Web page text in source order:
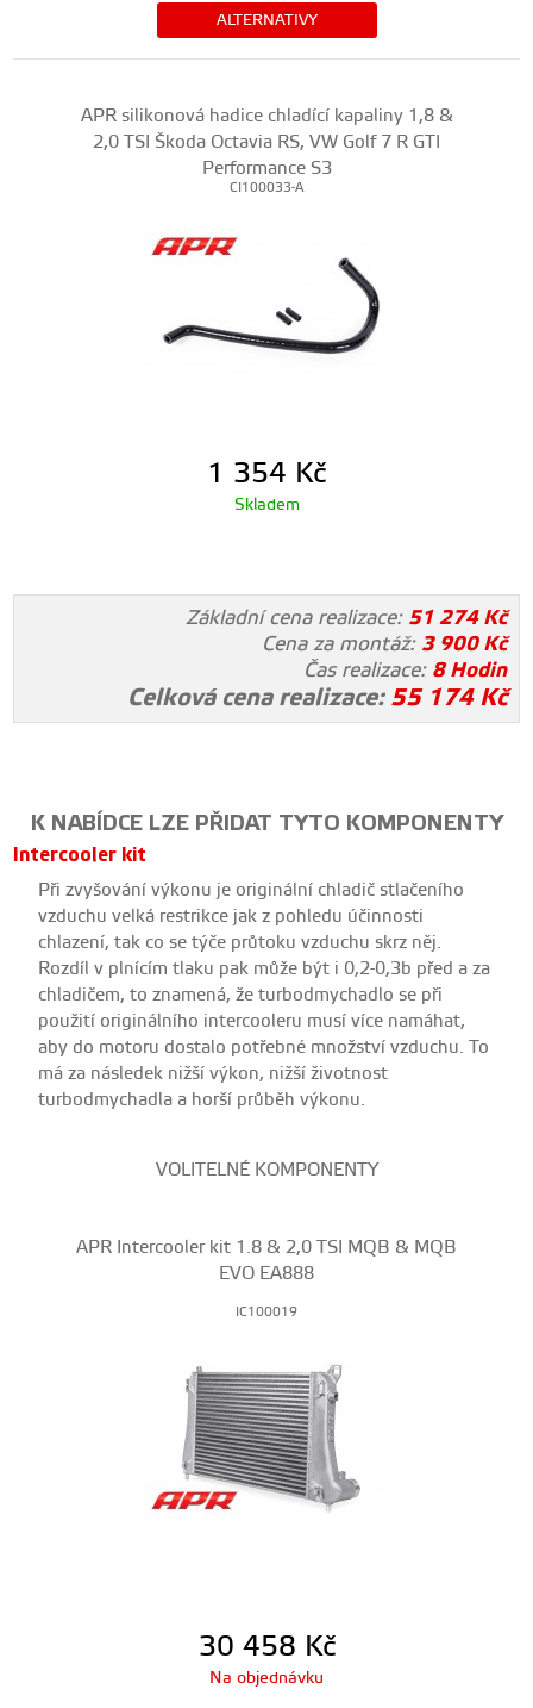
ALTERNATIVY
APR silikonová hadice chladící kapaliny 1,8 &
2,0 TSI Škoda Octavia RS, VW Golf 7 R GTI
Performance S3
CI100033-A
1 354 Kč
Skladem
Základní cena realizace: 51 274Kč
Cena za montáž: 3 900Kč
Čas realizace: 8 Hodin
Celková cena realizace: 55 174 Kč
K NABÍDCE LZE PŘIDAT TYTO KOMPONENTY
Intercooler kit
Při zvyšování výkonu je originální chladič stlačeního
vzduchu velká restrikce jak z pohledu účinnosti
chlazení, tak co se týče průtoku vzduchu skrz něj.
Rozdíl v plnícím tlaku pak může být i 0,2-0,3b před a za
chladičem, to znamená, že turbodmychadlo se při
použití originálního intercooleru musí více namáhat,
aby do motoru dostalo potřebné množství vzduchu. To
má za následek nižší výkon, nižší životnost
turbodmychadla a horší průběh výkonu.
VOLITELNÉ KOMPONENTY
APR Intercooler kit 1.8 & 2,0 TSI MQB & MQB
EVO EA888
IC100019
30 458 Kč
Na objednávku